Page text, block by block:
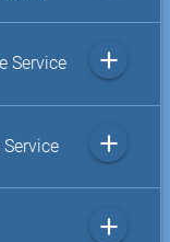
Service add
add
add